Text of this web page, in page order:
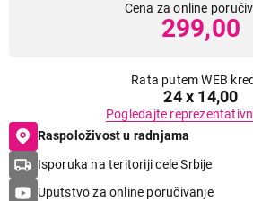
Cena za online
299,00
Rata putem WEB
24 x 14,00
Pogledajte
Raspoloživost u radnjama
Isporuka na teritoriji cele Srbije
Uputstvo za online poručivanje